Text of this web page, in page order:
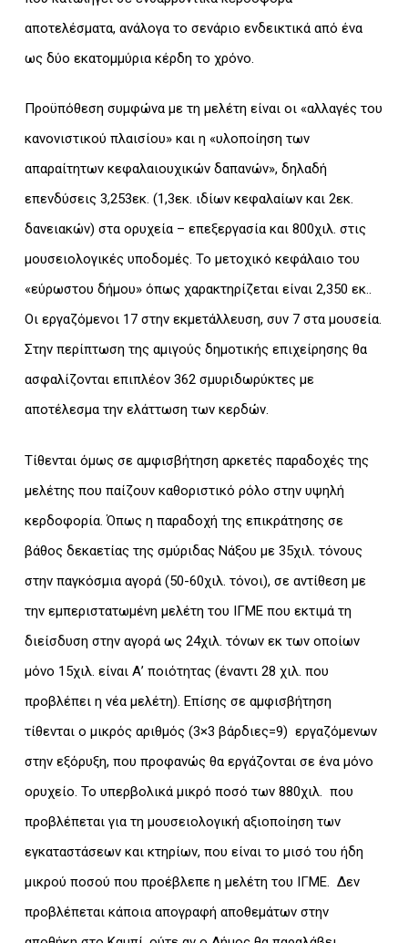
αποτελέσματα, ανάλογα το σενάριο ενδεικτικά από ένα
ως δύο εκατομμύρια κέρδη το χρόνο.
Προϋπόθεση συμφώνα με τη μελέτη είναι οι «αλλαγές του
κανονιστικού πλαισίου» και η «υλοποίηση των
απαραίτητων κεφαλαιουχικών δαπανών», δηλαδή
επενδύσεις 3,253εκ. (1,3εκ. ιδίων κεφαλαίων και 2εκ.
δανειακών) στα ορυχεία – επεξεργασία και 800χιλ. στις
μουσειολογικές υποδομές. Το μετοχικό κεφάλαιο του
«εύρωστου δήμου» όπως χαρακτηρίζεται είναι 2,350 εκ..
Οι εργαζόμενοι 17 στην εκμετάλλευση, συν 7 στα μουσεία.
Στην περίπτωση της αμιγούς δημοτικής επιχείρησης θα
ασφαλίζονται επιπλέον 362 σμυριδωρύκτες με
αποτέλεσμα την ελάττωση των κερδών.
Τίθενται όμως σε αμφισβήτηση αρκετές παραδοχές της
μελέτης που παίζουν καθοριστικό ρόλο στην υψηλή
κερδοφορία. Όπως η παραδοχή της επικράτησης σε
βάθος δεκαετίας της σμύριδας Νάξου με 35χιλ. τόνους
στην παγκόσμια αγορά (50-60χιλ. τόνοι), σε αντίθεση με
την εμπεριστατωμένη μελέτη του ΙΓΜΕ που εκτιμά τη
διείσδυση στην αγορά ως 24χιλ. τόνων εκ των οποίων
μόνο 15χιλ. είναι Α’ ποιότητας (έναντι 28 χιλ. που
προβλέπει η νέα μελέτη). Επίσης σε αμφισβήτηση
τίθενται ο μικρός αριθμός (3×3 βάρδιες=9) εργαζόμενων
στην εξόρυξη, που προφανώς θα εργάζονται σε ένα μόνο
ορυχείο. Το υπερβολικά μικρό ποσό των 880χιλ. που
προβλέπεται για τη μουσειολογική αξιοποίηση των
εγκαταστάσεων και κτηρίων, που είναι το μισό του ήδη
μικρού ποσού που προέβλεπε η μελέτη του ΙΓΜΕ. Δεν
προβλέπεται κάποια απογραφή αποθεμάτων στην